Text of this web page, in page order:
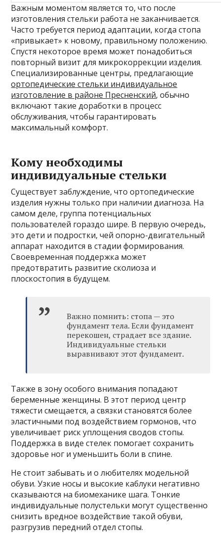
Важным моментом является то, что после
изготовления стельки работа не заканчивается.
Часто требуется период адаптации, когда стопа
«привыкает» к новому, правильному положению.
Спустя некоторое время может понадобиться
повторный визит для микрокоррекции изделия.
Специализированные центры, предлагающие
ортопедические стельки индивидуальное
изготовление в районе Пресненский, обычно
включают такие доработки в процесс
обслуживания, чтобы гарантировать
максимальный комфорт.
Кому необходимы
индивидуальные стельки
Существует заблуждение, что ортопедические
изделия нужны только при наличии диагноза. На
самом деле, группа потенциальных
пользователей гораздо шире. В первую очередь,
это дети и подростки, чей опорно-двигательный
аппарат находится в стадии формирования.
Своевременная поддержка может
предотвратить развитие сколиоза и
плоскостопия в будущем.
Важно помнить: стопа — это
фундамент тела. Если фундамент
перекошен, страдает все здание.
Индивидуальные стельки
выравнивают этот фундамент.
Также в зону особого внимания попадают
беременные женщины. В этот период центр
тяжести смещается, а связки становятся более
эластичными под воздействием гормонов, что
увеличивает риск уплощения сводов стопы.
Поддержка в виде стелек помогает сохранить
здоровье ног и уменьшить боли в спине.
Не стоит забывать и о любителях модельной
обуви. Узкие носы и высокие каблуки негативно
сказываются на биомеханике шага. Тонкие
индивидуальные полустельки могут существенно
снизить вредное воздействие такой обуви,
разгрузив передний отдел стопы.